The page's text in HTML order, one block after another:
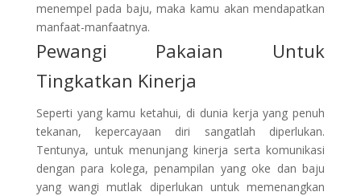
menempel pada baju, maka kamu akan mendapatkan
manfaat-manfaatnya.
Pewangi Pakaian Untuk
Tingkatkan Kinerja
Seperti yang kamu ketahui, di dunia kerja yang penuh
tekanan, kepercayaan diri sangatlah diperlukan.
Tentunya, untuk menunjang kinerja serta komunikasi
dengan para kolega, penampilan yang oke dan baju
yang wangi mutlak diperlukan untuk memenangkan